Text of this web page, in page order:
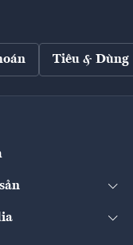
Tiêu & Dùng